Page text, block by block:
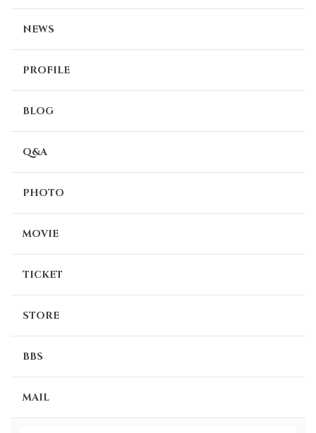
NEWS
PROFILE
BLOG
Q&A
PHOTO
MOVIE
TICKET
STORE
BBS
MAIL